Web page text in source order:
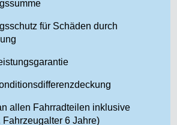
für Schäden durch
allen Fahrradteilen inklusive
Fahrzeugalter 6 Jahre)